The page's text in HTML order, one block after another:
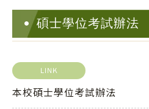
碩士學位考試辦法
LINK
本校碩士學位考試辦法